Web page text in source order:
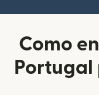
Como
Portugal